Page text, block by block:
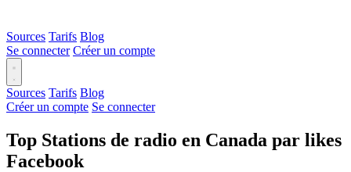
Sources Tarifs Blog
Se connecter Créer un compte
Sources Tarifs Blog
Créer un compte Se connecter
Top Stations de radio en Canada par likes
Facebook